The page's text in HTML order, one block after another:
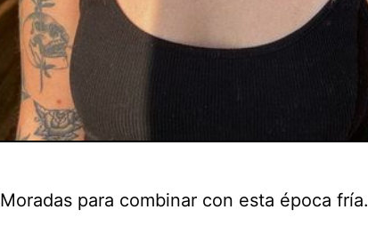
Moradas para combinar con esta época fría.